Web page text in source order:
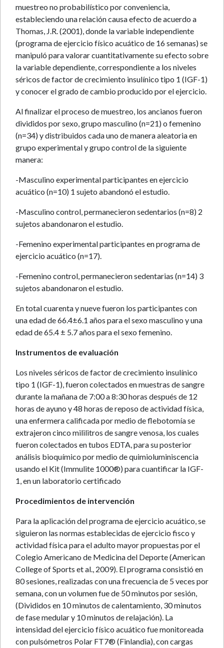
muestreo no probabilístico por conveniencia,
estableciendo una relación causa efecto de acuerdo a
Thomas, J.R. (2001), donde la variable independiente
(programa de ejercicio físico acuático de 16 semanas) se
manipuló para valorar cuantitativamente su efecto sobre
la variable dependiente, correspondiente a los niveles
séricos de factor de crecimiento insulínico tipo 1 (IGF-1)
y conocer el grado de cambio producido por el ejercicio.
Al finalizar el proceso de muestreo, los ancianos fueron
divididos por sexo, grupo masculino (n=21) o femenino
(n=34) y distribuidos cada uno de manera aleatoria en
grupo experimental y grupo control de la siguiente
manera:
-Masculino experimental participantes en ejercicio
acuático (n=10) 1 sujeto abandonó el estudio.
-Masculino control, permanecieron sedentarios (n=8) 2
sujetos abandonaron el estudio.
-Femenino experimental participantes en programa de
ejercicio acuático (n=17).
-Femenino control, permanecieron sedentarias (n=14) 3
sujetos abandonaron el estudio.
En total cuarenta y nueve fueron los participantes con
una edad de 66.4±6.1 años para el sexo masculino y una
edad de 65.4 ± 5.7 años para el sexo femenino.
Instrumentos de evaluación
Los niveles séricos de factor de crecimiento insulínico
tipo 1 (IGF-1), fueron colectados en muestras de sangre
durante la mañana de 7:00 a 8:30 horas después de 12
horas de ayuno y 48 horas de reposo de actividad física,
una enfermera calificada por medio de flebotomía se
extrajeron cinco mililitros de sangre venosa, los cuales
fueron colectados en tubos EDTA, para su posterior
análisis bioquímico por medio de quimioluminiscencia
usando el Kit (Immulite 1000®) para cuantificar la IGF-
1, en un laboratorio certificado
Procedimientos de intervención
Para la aplicación del programa de ejercicio acuático, se
siguieron las normas establecidas de ejercicio fisco y
actividad física para el adulto mayor propuestas por el
Colegio Americano de Medicina del Deporte (American
College of Sports et al., 2009). El programa consistió en
80 sesiones, realizadas con una frecuencia de 5 veces por
semana, con un volumen fue de 50 minutos por sesión,
(Divididos en 10 minutos de calentamiento, 30 minutos
de fase medular y 10 minutos de relajación). La
intensidad del ejercicio físico acuático fue monitoreada
con pulsómetros Polar FT7® (Finlandia), con cargas